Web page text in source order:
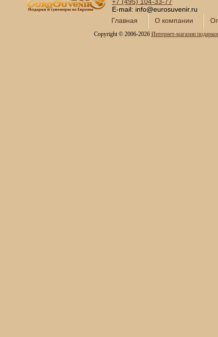
E-mail: info@eurosuvenir.ru
Главная
О компании
Copyright © 2006-2026 Интернет-магазин